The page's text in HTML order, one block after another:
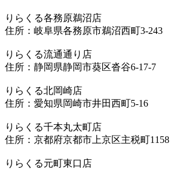
りらくる各務原鵜沼店
住所：岐阜県各務原市鵜沼西町3-243
りらくる流通通り店
住所：静岡県静岡市葵区沓谷6-17-7
りらくる北岡崎店
住所：愛知県岡崎市井田西町5-16
りらくる千本丸太町店
住所：京都府京都市上京区主税町1158
りらくる元町東口店